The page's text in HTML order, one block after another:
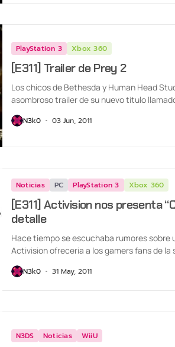
PlayStation 3 Xbox 360
[E311] Trailer de Prey 2
Los chicos de Bethesda y Human Head
asombroso trailer de su nuevo titulo
observar...
N3k0 03 Jun, 2011
Noticias PC PlayStation 3 Xbox 360
[E311] Activision nos presenta
detalle
Hace tiempo se escuchaba rumores sobre
Activision ofreceria a los gamers fans de la
N3k0 31 May, 2011
N3DS Noticias WiiU